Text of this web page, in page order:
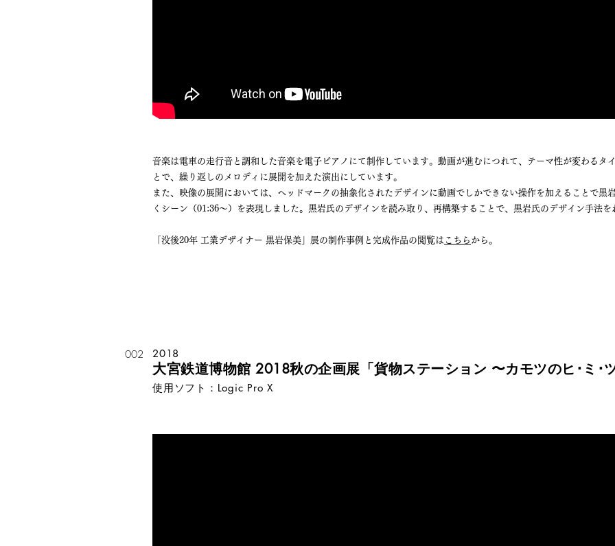
音楽は電車の走行音と調和した音楽を電子ピアノにて制作しています。動画が進むにつれて、テーマ性が変わるタ
とで、繰り返しのメロディに展開を加えた演出にしています。
また、映像の展開においては、ヘッドマークの抽象化されたデザインに動画でしかできない操作を加えることで黒
くシーン（01:36〜）を表現しました。黒岩氏のデザインを読み取り、再構築することで、黒岩氏のデザイン手法
「没後20年 工業デザイナー 黒岩保美」展の制作事例と完成作品の閲覧は こちら から。
002 2018
大宮鉄道博物館 2018秋の企画展「貨物ステーション 〜カモツのヒ･ミ･
使用ソフト：Logic Pro X